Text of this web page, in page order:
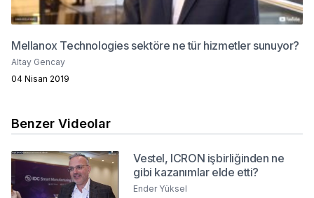
Mellanox Technologies sektöre ne tür hizmetler sunuyor?
Altay Gencay
04 Nisan 2019
Benzer Videolar
Vestel, ICRON işbirliğinden ne
gibi kazanımlar elde etti?
Ender Yüksel